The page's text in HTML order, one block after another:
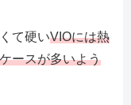
て硬いVIOには熱
ースが多いよう